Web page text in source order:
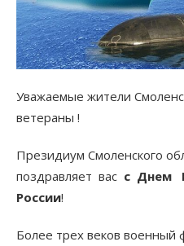
Уважаемые жители
ветераны !
Президиум Смоленского
поздравляет вас с Днем
России!
Более трех веков военный